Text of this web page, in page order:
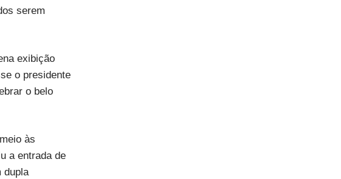
serem
exibição
o presidente
o belo
às
a entrada de
dupla